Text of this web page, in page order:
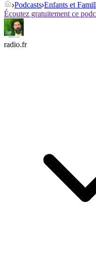
Podcasts Enfants et
Écoutez gratuitement ce
radio.fr